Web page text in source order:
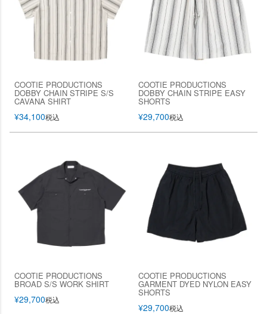
COOTIE PRODUCTIONS
DOBBY CHAIN STRIPE S/S
CAVANA SHIRT
¥34,100税込
COOTIE PRODUCTIONS
DOBBY CHAIN STRIPE EASY
SHORTS
¥29,700税込
COOTIE PRODUCTIONS
BROAD S/S WORK SHIRT
¥29,700税込
COOTIE PRODUCTIONS
GARMENT DYED NYLON EASY
SHORTS
¥29,700税込